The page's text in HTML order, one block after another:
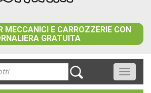
MECCANICI E CARROZZERIE CON
GRATUITA
Toggle